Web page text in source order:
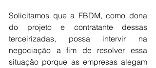
Solicitamos que a FBDM, como dona
do projeto e contratante dessas
terceirizadas, possa intervir na
negociação a fim de resolver essa
situação porque as empresas alegam